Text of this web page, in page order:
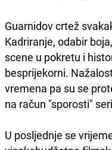
Guarnidov crtež
Kadriranje, odabir
scene u pokretu i
besprijekorni.
vremena pa su se
na račun "sporosti"
U posljednje se